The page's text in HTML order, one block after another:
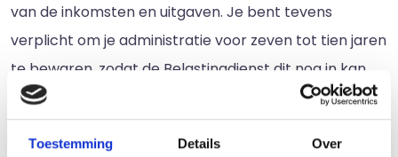
Toestemming Details Over
van de inkomsten en uitgaven. Je bent tevens
verplicht om je administratie voor zeven tot tien jaren
te bewaren, zodat de Belastingdienst dit nog in kan
zien. Daarnaast is het ook voor jezelf verstandig om
de boekhouding goed bij te houden, zodat je weet hoe